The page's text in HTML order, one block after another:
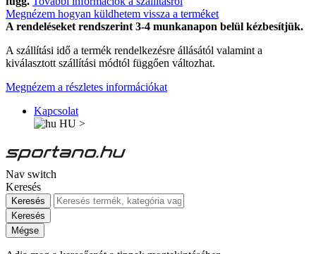
Megnézem hogyan küldhetem vissza a terméket
A rendeléseket rendszerint 3-4 munkanapon belül kézbesítjük.
A szállítási idő a termék rendelkezésre állásától valamint a
kiválasztott szállítási módtól függően változhat.
Megnézem a részletes információkat
Kapcsolat
HU >
Nav switch
Keresés
Keresés
Keresés
Mégse